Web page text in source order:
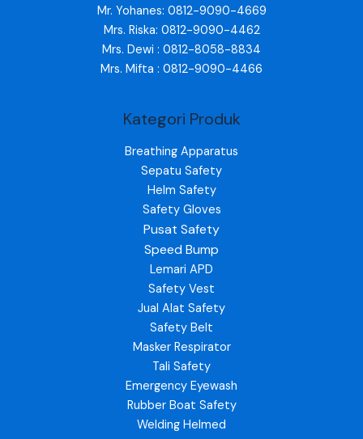
Mr. Yohanes: 0812-9090-4669
Mrs. Riska: 0812-9090-4462
Mrs. Dewi : 0812-8058-8834
Mrs. Mifta : 0812-9090-4466
Kategori Produk
Breathing Apparatus
Sepatu Safety
Helm Safety
Safety Gloves
Pusat Safety
Speed Bump
Lemari APD
Safety Vest
Jual Alat Safety
Safety Belt
Masker Respirator
Tali Safety
Emergency Eyewash
Rubber Boat Safety
Welding Helmed